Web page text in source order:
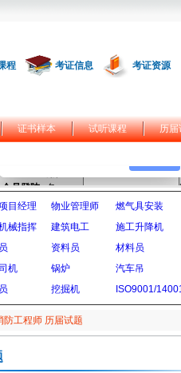
程 考证信息 考证资源
证书样本 试听课程 历届
目经理 物业管理师 燃气具安装
械指挥 建筑电工
施工升降机
资料员 材料员
机 锅炉 汽车吊
挖掘机 ISO9001/
防工程师 历届试题